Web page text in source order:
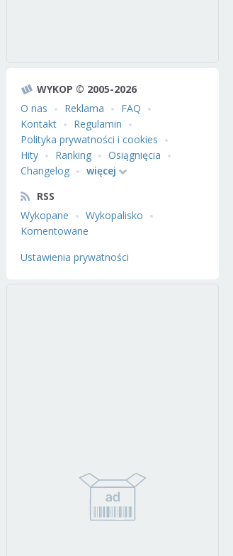
WYKOP © 2005-2026
O nas
Reklama
FAQ
Kontakt
Regulamin
Polityka prywatności i cookies
Hity
Ranking
Osiągnięcia
Changelog
więcej
RSS
Wykopane
Wykopalisko
Komentowane
Ustawienia prywatności